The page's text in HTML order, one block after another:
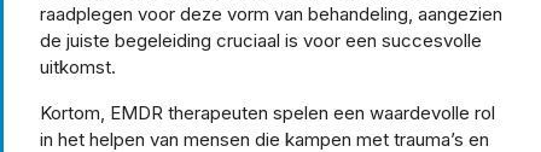
raadplegen voor deze vorm van behandeling, aangezien
de juiste begeleiding cruciaal is voor een succesvolle
uitkomst.
Kortom, EMDR therapeuten spelen een waardevolle rol
in het helpen van mensen die kampen met trauma’s en